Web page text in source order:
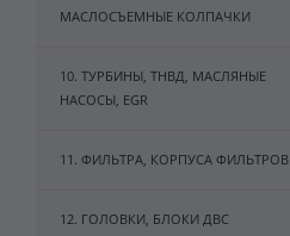
МАСЛОСЪЕМНЫЕ КОЛПАЧКИ
10. ТУРБИНЫ, ТНВД, МАСЛЯНЫЕ
НАСОСЫ, EGR
11. ФИЛЬТРА, КОРПУСА ФИЛЬТРОВ
12. ГОЛОВКИ, БЛОКИ ДВС